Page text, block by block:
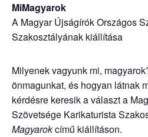
MiMagyarok
A Magyar Újságírók Országos
Szakosztályának kiállítása
Milyenek vagyunk mi,
önmagunkat, és hogyan látnak
kérdésre keresik a választ a
Szövetsége Karikaturista
Magyarokcímű kiállításon.